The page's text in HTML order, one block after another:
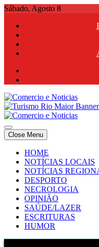
Skip
content
Sábado, Agosto 8
Comercio e Noticias
Notícias e Publicidade Online
Comercio e Noticias
Notícias e Publicidade Online
Close Menu
HOME
NOTÍCIAS LOCAIS
NOTÍCIAS
DESPORTO
NECROLOGIA
OPINIÃO
SAÚDE/LAZER
ESCRITURAS
HUMOR